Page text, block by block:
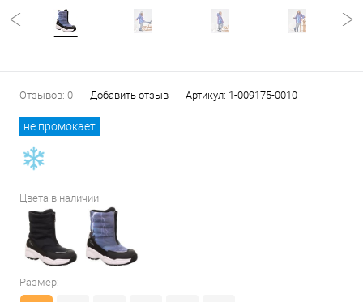
Отзывов: 0 Добавить отзыв Артикул: 1-009175-0010
не промокает
Цвета в наличии
Размер: